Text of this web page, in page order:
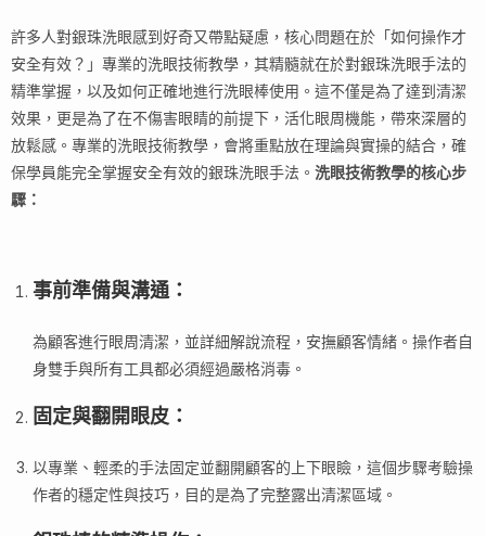
許多人對銀珠洗眼感到好奇又帶點疑慮，核心問題在於「如何操作才
安全有效？」專業的洗眼技術教學，其精髓就在於對銀珠洗眼手法的
精準掌握，以及如何正確地進行洗眼棒使用。這不僅是為了達到清潔
效果，更是為了在不傷害眼睛的前提下，活化眼周機能，帶來深層的
放鬆感。專業的洗眼技術教學，會將重點放在理論與實操的結合，確
保學員能完全掌握安全有效的銀珠洗眼手法。 洗眼技術教學的核心步
驟：
事前準備與溝通：
為顧客進行眼周清潔，並詳細解說流程，安撫顧客情緒。操作者自
身雙手與所有工具都必須經過嚴格消毒。
固定與翻開眼皮 ：
以專業、輕柔的手法固定並翻開顧客的上下眼瞼，這個步驟考驗操
作者的穩定性與技巧，目的是為了完整露出清潔區域。